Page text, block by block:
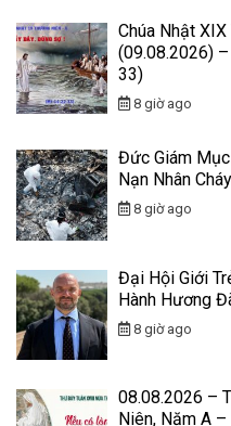
Chúa Nhật
(09.08.2026)
33)
8 giờ ago
Đức Giám Mục
Nạn Nhân
8 giờ ago
Đại Hội Giới
Hành Hương
8 giờ ago
08.08.2026 –
Niên, Năm A